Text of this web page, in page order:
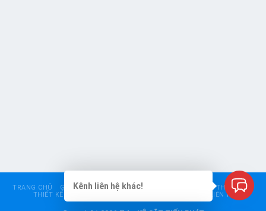
TRANG CHỦ GIỚI THIỆU KỆ SIÊU THỊ
KỆ THÉP V LỖ
THIẾT KẾ – CHO THUÊ KỆ
LIÊN HỆ
Kênh liên hệ khác!